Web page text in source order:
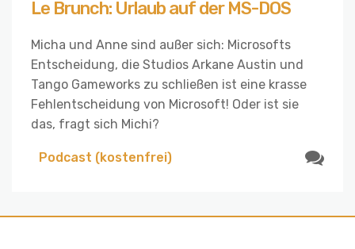
Le Brunch: Urlaub auf der MS-DOS
Micha und Anne sind außer sich: Microsofts
Entscheidung, die Studios Arkane Austin und
Tango Gameworks zu schließen ist eine krasse
Fehlentscheidung von Microsoft! Oder ist sie
das, fragt sich Michi?
Podcast (kostenfrei)